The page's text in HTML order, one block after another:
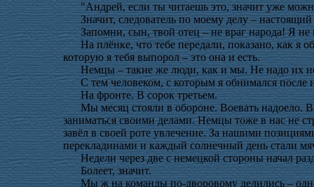
"Андрей, если ты читаешь это, значит уже
Значит, следователь по моему делу –
Запомни, сын, твой отец – не враг народа! Я
На плёнке, что тебе передали, показано, как
которую я тебя выпорол – это она и есть.
Немцы – такие же люди, как и мы. Не надо их
С тем человеком, с которым я обнимался
На фронте. В сорок третьем.
Мы месяц стояли в обороне. Воевать надоело.
заниматься своими делами. Немцы тоже в нас не
завёл в своей роте увлечение. За нашими
перекладинами и каждый солнечный день стали
Недели через две с немецкой стороны начал
Болеет, значит.
Мы ж на команды по-дворовому делились –